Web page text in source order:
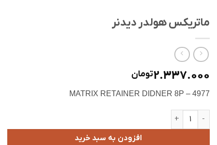
ماتریکس هولدر دیدنر
2.337.000تومان
MATRIX RETAINER DIDNER 8P – 4977
ماتریکس هولدر دیدنر عدد
افزودن به سبد خرید